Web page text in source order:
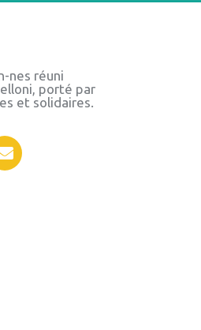
nes réuni
porté par
et solidaires.